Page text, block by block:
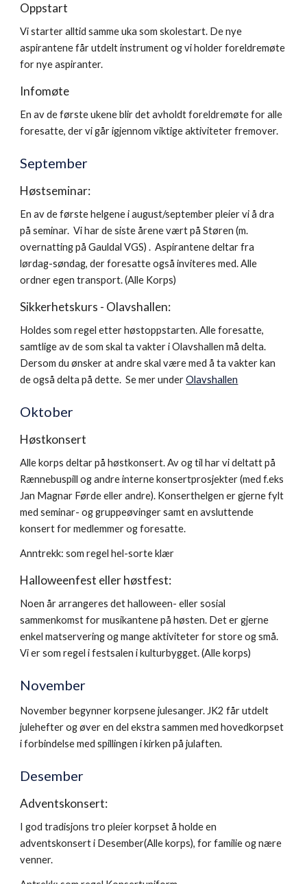
Oppstart
Vi starter alltid samme uka som skolestart. De nye
aspirantene får utdelt instrument og vi holder foreldremøte
for nye aspiranter.
Infomøte
En av de første ukene blir det avholdt foreldremøte for alle
foresatte, der vi går igjennom viktige aktiviteter fremover.
September
Høstseminar:
En av de første helgene i august/september pleier vi å dra
på seminar. Vi har de siste årene vært på Støren (m.
overnatting på Gauldal VGS) . Aspirantene deltar fra
lørdag-søndag, der foresatte også inviteres med. Alle
ordner egen transport. (Alle Korps)
Sikkerhetskurs - Olavshallen:
Holdes som regeletter høstoppstarten. Alle foresatte,
samtlige av de som skal ta vakter i Olavshallen må delta.
Dersom du ønsker at andre skal være med å ta vakter kan
de også delta på dette. Se mer underOlavshallen
Oktober
Høstkonsert
Alle korps deltar på høstkonsert. Av og til har vi deltatt på
Rænnebuspill og andre interne konsertprosjekter (med f.eks
Jan Magnar Førde eller andre). Konserthelgen er gjerne fylt
med seminar- og gruppeøvinger samt en avsluttende
konsert for medlemmer og foresatte.
Anntrekk: som regel hel-sorte klær
Halloweenfest eller høstfest:
Noen år arrangeres det halloween- eller sosial
sammenkomst for musikantene på høsten. Det er gjerne
enkel matservering og mange aktiviteter for store og små.
Vi er som regel i festsalen i kulturbygget. (Alle korps)
November
November begynner korpsene julesanger. JK2 får utdelt
julehefter og øver en del ekstra sammen med hovedkorpset
i forbindelse med spillingen i kirken på julaften.
Desember
Adventskonsert:
I god tradisjons tro pleier korpset å holde en
adventskonsert i Desember(Alle korps), for familie og nære
venner.